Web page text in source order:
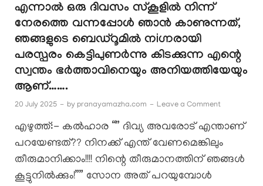
എന്നാൽ ഒരു ദിവസം സ്കൂളിൽ നിന്ന്
നേരത്തെ വന്നപ്പോൾ ഞാൻ കാണുന്നത്,
ഞങ്ങളുടെ ബെഡ്റൂമിൽ നiഗ്നരായി
പരസ്പരം കെട്ടിപുണർന്നു കിടക്കുന്ന എന്റെ
സ്വന്തം ഭർത്താവിനെയും അനിയത്തിയേയും
ആണ്…….
20 July 2025 - by pranayamazha.com - Leave a Comment
എഴുത്ത്:- കൽഹാര “” ദിവ്യ അവരോട് എന്താണ്
പറയേണ്ടത്?? നിനക്ക് എന്ത് വേണമെങ്കിലും
തീരുമാനിക്കാം!!!! നിന്റെ തീരുമാനത്തിന് ഞങ്ങൾ
കൂട്ടുനിൽക്കും!”” സോന അത് പറയുമ്പോൾ